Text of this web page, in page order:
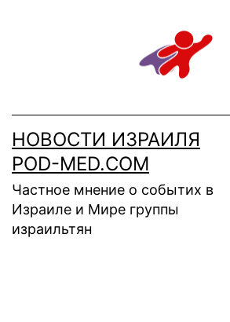
НОВОСТИ ИЗРАИЛЯ
POD-MED.COM
Частное мнение о событих в
Израиле и Мире группы
израильтян